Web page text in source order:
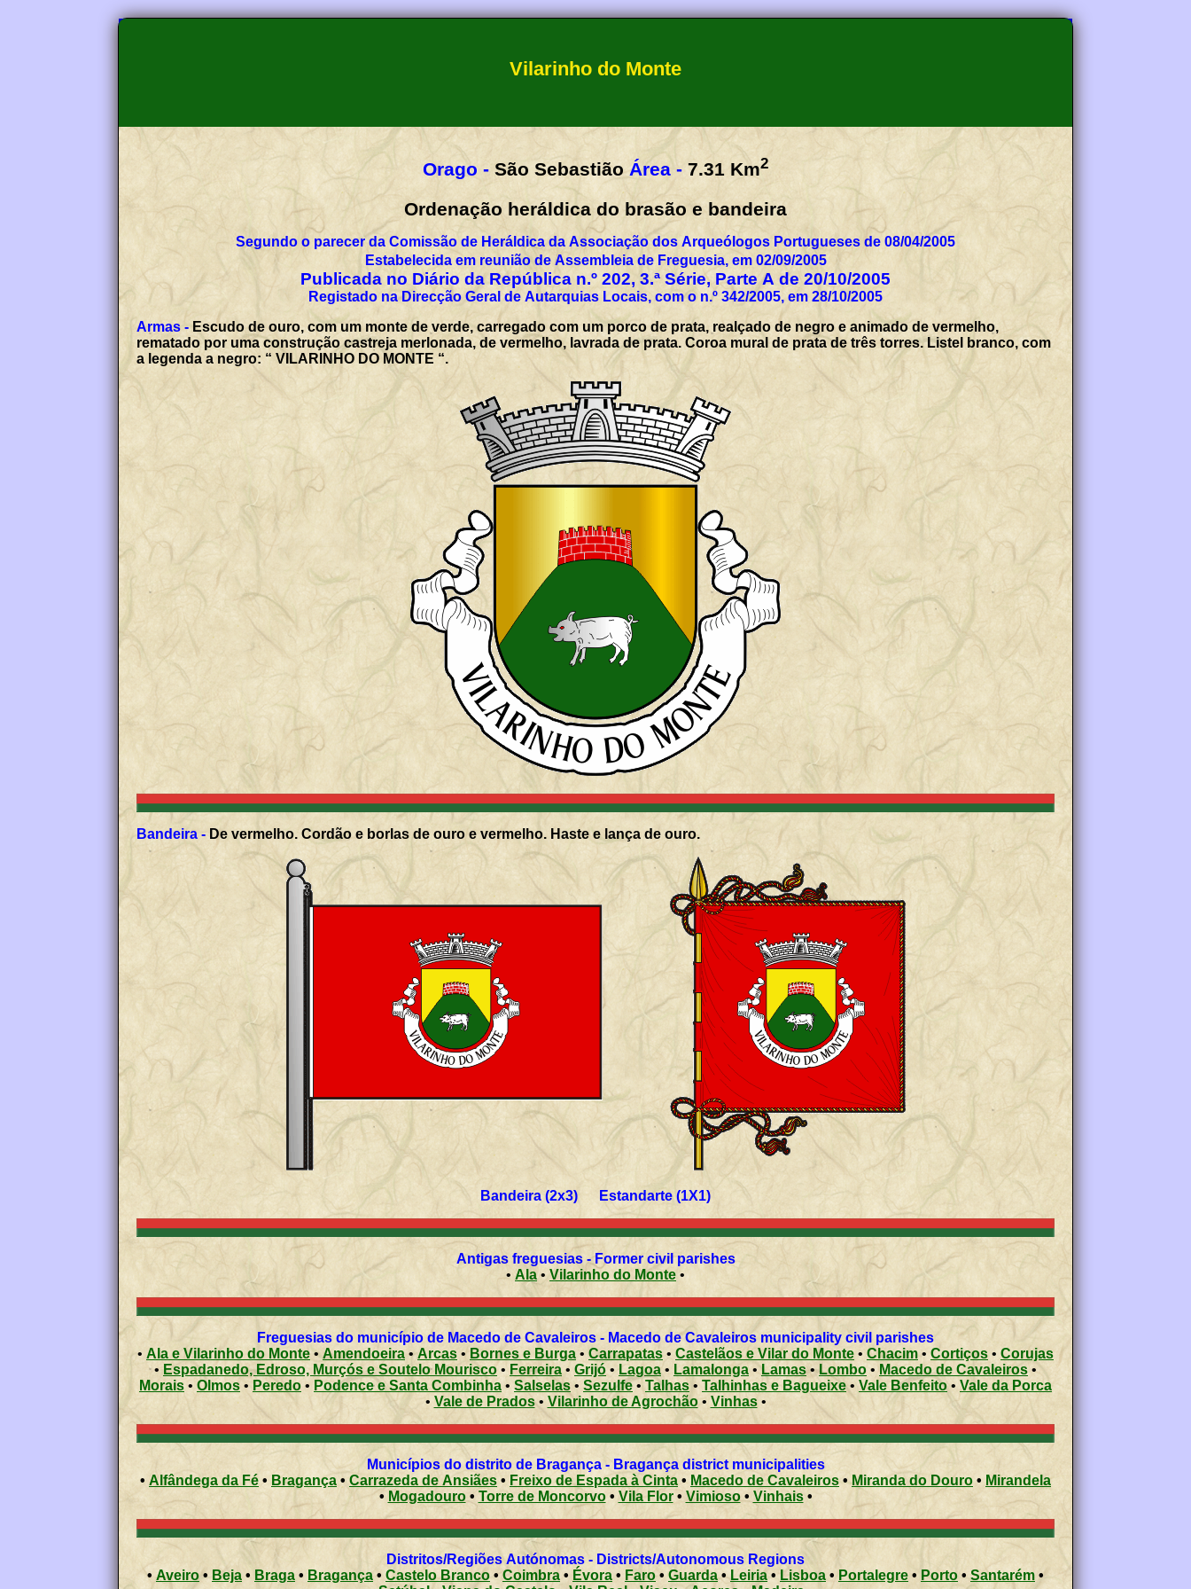
Vilarinho do Monte
Orago - São Sebastião Área - 7.31 Km2
Ordenação heráldica do brasão e bandeira
Segundo o parecer da Comissão de Heráldica da Associação dos Arqueólogos Portugueses de 08/04/2005
Estabelecida em reunião de Assembleia de Freguesia, em 02/09/2005
Publicada no Diário da República n.º 202, 3.ª Série, Parte A de 20/10/2005
Registado na Direcção Geral de Autarquias Locais, com o n.º 342/2005, em 28/10/2005
Armas - Escudo de ouro, com um monte de verde, carregado com um porco de prata, realçado de negro e animado de vermelho,
rematado por uma construção castreja merlonada, de vermelho, lavrada de prata. Coroa mural de prata de três torres. Listel branco, com
a legenda a negro: “ VILARINHO DO MONTE “.
Bandeira - De vermelho. Cordão e borlas de ouro e vermelho. Haste e lança de ouro.
Bandeira (2x3) Estandarte (1X1)
Antigas freguesias - Former civil parishes
• Ala• Vilarinho do Monte •
Freguesias do município de Macedo de Cavaleiros - Macedo de Cavaleiros municipality civil parishes
• Ala e Vilarinho do Monte• Amendoeira •Arcas • Bornes e Burga • Carrapatas • Castelãos e Vilar do Monte • Chacim • Cortiços • Corujas
• Espadanedo, Edroso, Murçós e Soutelo Mourisco • Ferreira • Grijó •Lagoa• Lamalonga •Lamas•Lombo • Macedo de Cavaleiros•
Morais • Olmos • Peredo • Podence e Santa Combinha •Salselas • Sezulfe• Talhas • Talhinhas e Bagueixe • Vale Benfeito • Vale da Porca
• Vale de Prados• Vilarinho de Agrochão• Vinhas•
Municípios do distrito de Bragança - Bragança district municipalities
• Alfândega da Fé • Bragança • Carrazeda de Ansiães • Freixo de Espada à Cinta • Macedo de Cavaleiros •Miranda do Douro • Mirandela
• Mogadouro• Torre de Moncorvo• Vila Flor• Vimioso• Vinhais•
Distritos/Regiões Autónomas - Districts/Autonomous Regions
•Aveiro• Beja • Braga • Bragança • Castelo Branco • Coimbra • Évora • Faro • Guarda•Leiria • Lisboa • Portalegre • Porto • Santarém •